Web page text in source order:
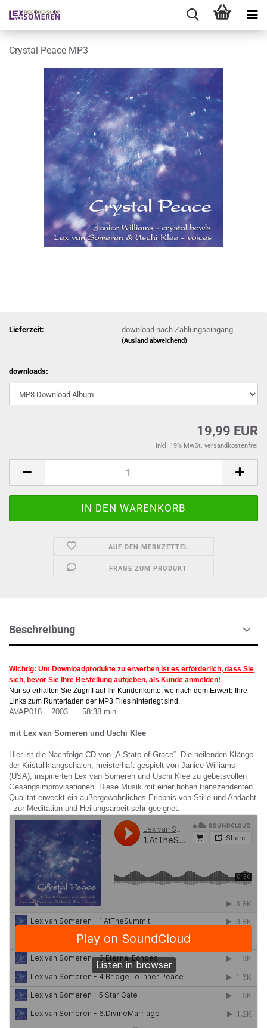
Crystal Peace MP3
Lieferzeit: download nach Zahlungseingang
(Ausland abweichend)
downloads:
19,99 EUR
inkl. 19% MwSt. versandkostenfrei
AUF DEN MERKZETTEL
FRAGE ZUM PRODUKT
Beschreibung
Wichtig: Um Downloadprodukte zu erwerben ist es erforderlich, dass Sie
sich, bevor Sie Ihre Bestellung aufgeben, als Kunde anmelden!
Nur so erhalten Sie Zugriff auf Ihr Kundenkonto, wo nach dem Erwerb Ihre
Links zum Runterladen der MP3 Files hinterlegt sind.
AVAP018 2003 58:38 min.
mit Lex van Someren und Uschi Klee
Hier ist die Nachfolge-CD von „A State of Grace“. Die heilenden Klänge
der Kristallklangschalen, meisterhaft gespielt von Janice Williams
(USA), inspirierten Lex van Someren und Uschi Klee zu gebetsvollen
Gesangsimprovisationen. Diese Musik mit einer hohen transzendenten
Qualität erweckt ein außergewöhnliches Erlebnis von Stille und Andacht
- zur Meditation und Heilungsarbeit sehr geeignet.